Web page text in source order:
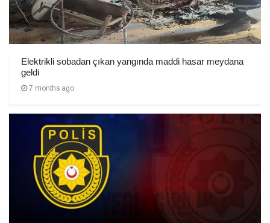
Elektrikli sobadan çıkan yangında maddi hasar meydana
geldi
7 months ago